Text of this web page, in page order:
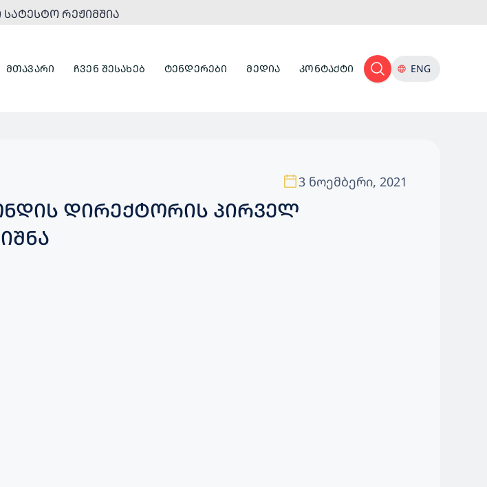
ᲡᲐᲢᲔᲡᲢᲝ ᲠᲔᲟᲘᲛᲨᲘᲐ
ᲛᲗᲐᲕᲐᲠᲘ ᲩᲕᲔᲜ ᲨᲔᲡᲐᲮᲔᲑ ᲢᲔᲜᲓᲔᲠᲔᲑᲘ ᲛᲔᲓᲘᲐ ᲙᲝᲜᲢᲐᲥᲢᲘ ENG
3 ნოემბერი, 2021
ᲓᲘᲠᲔᲥᲢᲝᲠᲘᲡ ᲞᲘᲠᲕᲔᲚ